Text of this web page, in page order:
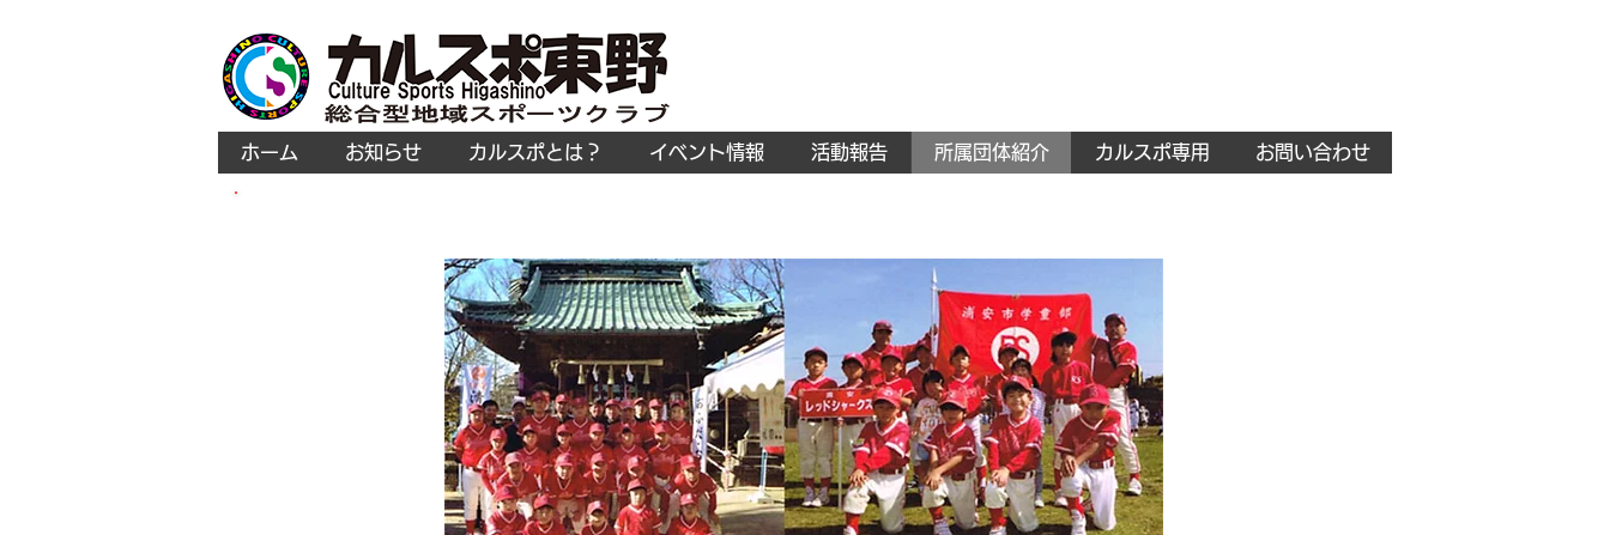
ホーム お知らせ カルスポとは？ イベント情報 活動報告 所属団体紹介 カルスポ専用 お問い合わせ